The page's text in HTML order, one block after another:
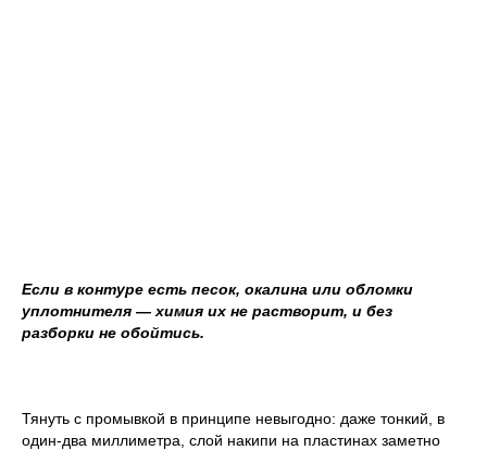
Если в контуре есть песок, окалина или обломки
уплотнителя — химия их не растворит, и без
разборки не обойтись.
Тянуть с промывкой в принципе невыгодно: даже тонкий, в
один-два миллиметра, слой накипи на пластинах заметно